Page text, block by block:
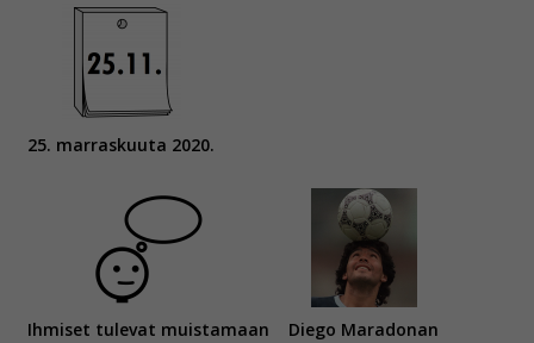
25. marraskuuta 2020.
Ihmiset tulevat muistamaan Diego Maradonan